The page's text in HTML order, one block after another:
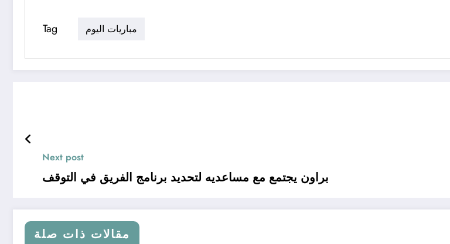
Tag مباريات اليوم
Next post
براون يجتمع مع مساعديه لتحديد برنامج الفريق في التوقف
مقالات ذات صلة